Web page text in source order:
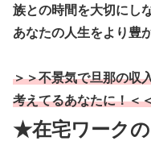
族との時間を大切にし
あなたの人生をより豊
＞＞不景気で旦那の収
考えてるあなたに！＜
★在宅ワーク